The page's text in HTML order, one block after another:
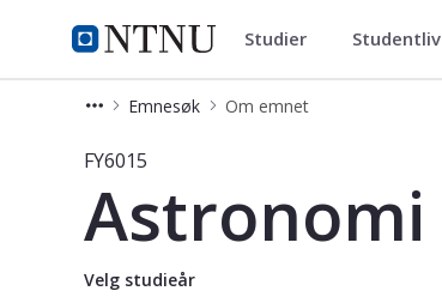
NTNU Hjemmeside
Studier Studier Studentliv
Emnesøk Om emnet
Emne - Astronomi - FY6015
FY6015
Astronomi
Velg studieår